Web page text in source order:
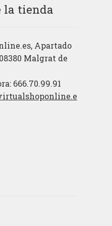
la tienda
Apartado
Malgrat de
666.70.99.91